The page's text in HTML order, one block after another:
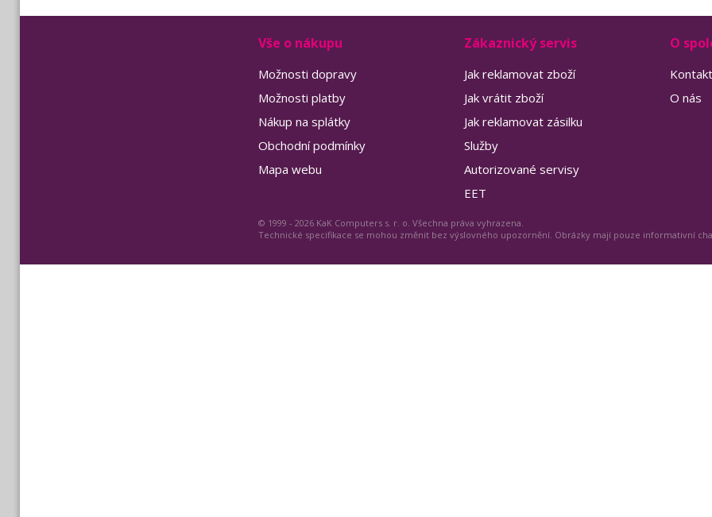
Vše o nákupu
Možnosti dopravy
Možnosti platby
Nákup na splátky
Obchodní podmínky
Mapa webu
Zákaznický servis
Jak reklamovat zboží
Jak vrátit zboží
Jak reklamovat zásilku
Služby
Autorizované servisy
EET
O
O nás
© 1999 - 2026 KaK Computers s. r. o. Všechna práva vyhrazena.
Technické specifikace se mohou změnit bez výslovného upozornění. Obrázky mají pouze informativní